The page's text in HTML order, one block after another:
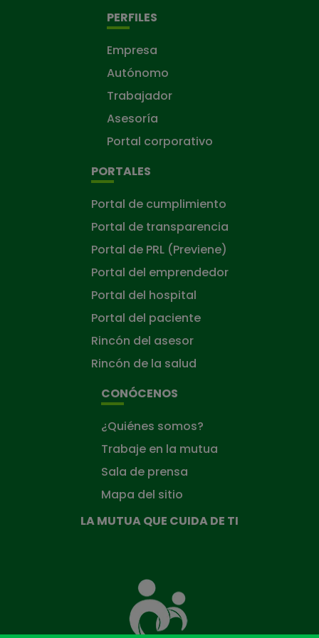
PERFILES
Empresa
Autónomo
Trabajador
Asesoría
Portal corporativo
PORTALES
Portal de cumplimiento
Portal de transparencia
Portal de PRL (Previene)
Portal del emprendedor
Portal del hospital
Portal del paciente
Rincón del asesor
Rincón de la salud
CONÓCENOS
¿Quiénes somos?
Trabaje en la mutua
Sala de prensa
Mapa del sitio
LA MUTUA QUE CUIDA DE TI
Mutua
que
cuida